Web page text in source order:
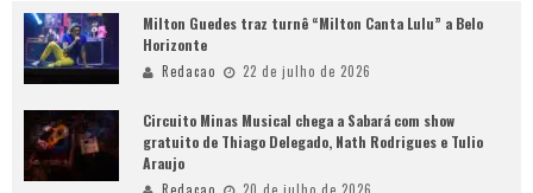
Milton Guedes traz turnê “Milton Canta Lulu” a Belo
Horizonte
Redacao 22 de julho de 2026
Circuito Minas Musical chega a Sabará com show
gratuito de Thiago Delegado, Nath Rodrigues e Tulio
Araujo